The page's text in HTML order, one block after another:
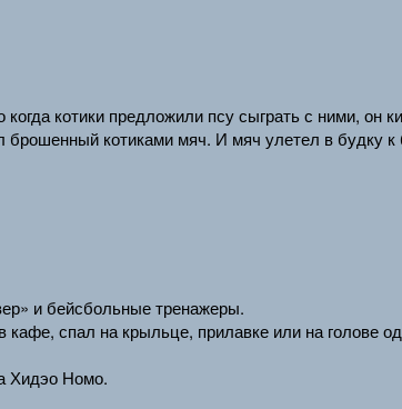
котики предложили псу сыграть с ними, он
брошенный котиками мяч. И мяч улетел в будку к
и бейсбольные тренажеры.
спал на крыльце, прилавке или на голове
Хидэо Номо.